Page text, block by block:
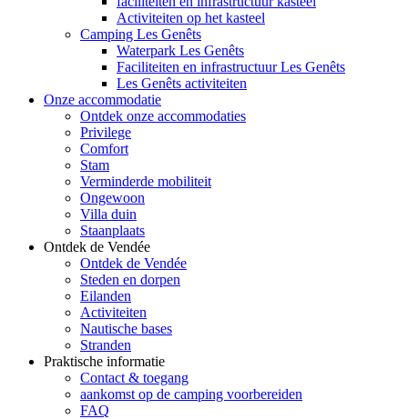
Activiteiten op het kasteel
Camping Les Genêts
Waterpark Les Genêts
Faciliteiten en infrastructuur Les Genêts
Les Genêts activiteiten
Onze accommodatie
Ontdek onze accommodaties
Privilege
Comfort
Stam
Verminderde mobiliteit
Ongewoon
Villa duin
Staanplaats
Ontdek de Vendée
Ontdek de Vendée
Steden en dorpen
Eilanden
Activiteiten
Nautische bases
Stranden
Praktische informatie
Contact & toegang
aankomst op de camping voorbereiden
FAQ